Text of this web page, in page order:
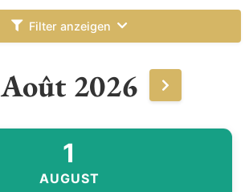
Filter anzeigen
Août 2026
1
AUGUST